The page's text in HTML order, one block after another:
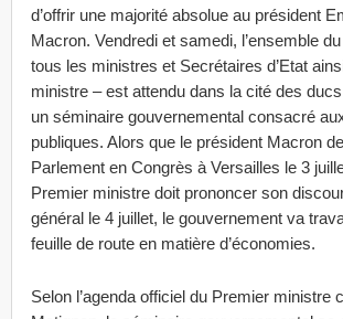
d’offrir une majorité absolue au président
Macron. Vendredi et samedi, l’ensemble
tous les ministres et Secrétaires d’Etat
ministre – est attendu dans la cité des
un séminaire gouvernemental consacré
publiques. Alors que le président Macron
Parlement en Congrès à Versailles le 3
Premier ministre doit prononcer son
général le 4 juillet, le gouvernement va
feuille de route en matière d’économies.
Selon l’agenda officiel du Premier ministre